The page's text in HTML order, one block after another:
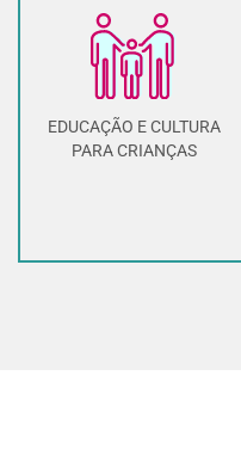
EDUCAÇÃO E CULTURA
PARA CRIANÇAS